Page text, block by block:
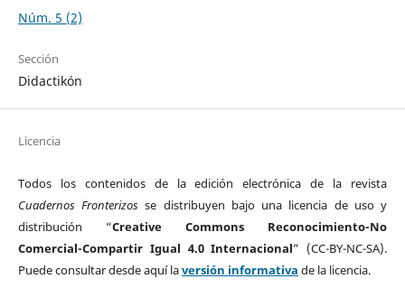
Núm. 5 (2)
Sección
Didactikón
Licencia
Todos los contenidos de la edición electrónica de la revista
Cuadernos Fronterizos se distribuyen bajo una licencia de uso y
distribución “Creative Commons Reconocimiento-No
Comercial-Compartir Igual 4.0 Internacional” (CC-BY-NC-SA).
Puede consultar desde aquí laversión informativa de la licencia.